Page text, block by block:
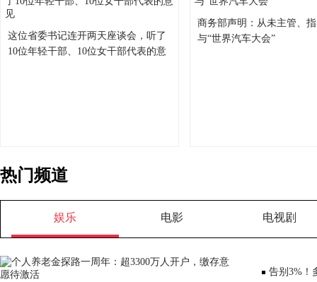
这位省委书记连开两天座谈会，听了
10位年轻干部、10位女干部代表的意
商务部声明：从未主管、
与“世界汽车大会”
热门频道
娱乐 电影 电视剧
告别3%！